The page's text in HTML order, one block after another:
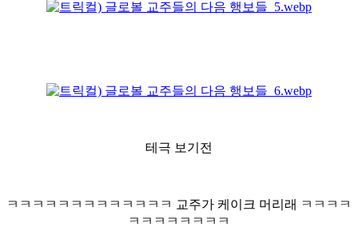
테극 보기전
ㅋㅋㅋㅋㅋㅋㅋㅋㅋㅋㅋㅋㅋ 교주가 케이크 머리래 ㅋㅋㅋㅋ
ㅋㅋㅋㅋㅋㅋㅋㅋ